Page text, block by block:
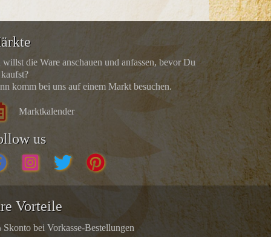
willst die Ware anschauen und anfassen, bevor Du
komm bei uns auf einem Markt besuchen.
Marktkalender
us
Vorteile
Skonto bei Vorkasse-Bestellungen